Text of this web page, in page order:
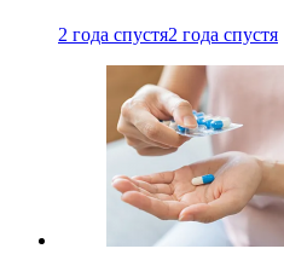
2 года спустя2 года спустя